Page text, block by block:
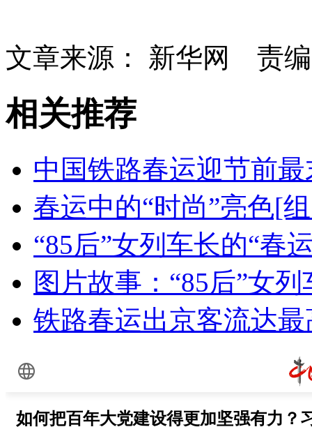
文章来源： 新华网 责
相关推荐
中国铁路春运迎节前
春运中的“时尚”亮色[
“85后”女列车长的“春
图片故事：“85后”女
铁路春运出京客流达